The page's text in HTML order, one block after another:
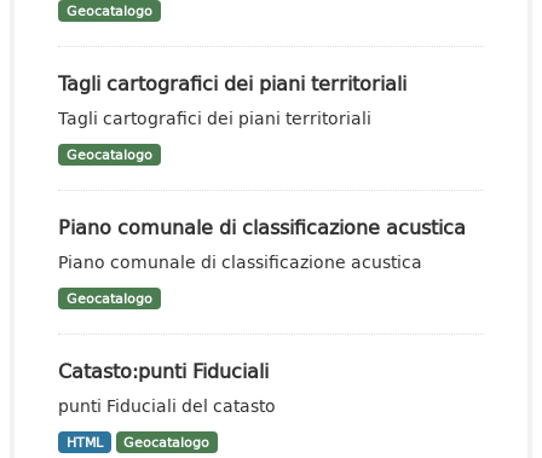
Geocatalogo
Tagli cartografici dei piani territoriali
Tagli cartografici dei piani territoriali
Geocatalogo
Piano comunale di classificazione acustica
Piano comunale di classificazione acustica
Geocatalogo
Catasto:punti Fiduciali
punti Fiduciali del catasto
HTML Geocatalogo